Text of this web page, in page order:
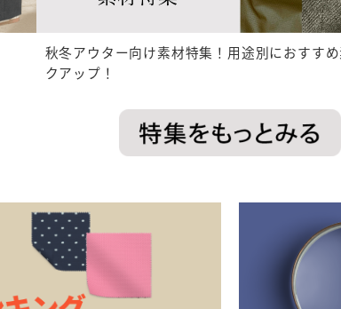
秋冬アウター向け素材特集！用途別におすす
クアップ！